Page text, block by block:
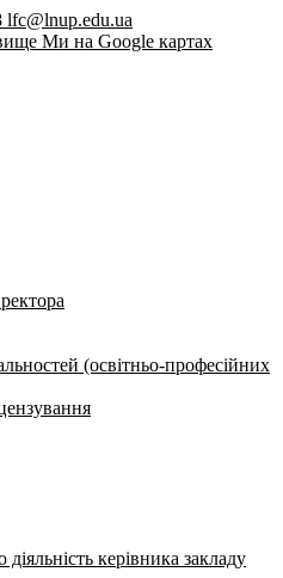
lfc@lnup.edu.ua
Ми на Google картах
(освітньо-професійних
керівника закладу